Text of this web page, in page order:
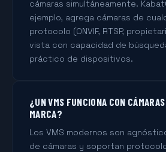
cámaras simultáneamente.
ejemplo, agrega cámaras de
protocolo (ONVIF, RTSP,
vista con capacidad de
práctico de dispositivos.
¿UN VMS FUNCIONA CON
MARCA?
Los VMS modernos son
de cámaras y soportan